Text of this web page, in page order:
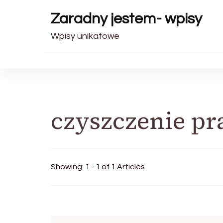
Zaradny jestem- wpisy
Wpisy unikatowe
czyszczenie
Showing: 1 - 1 of 1 Articles